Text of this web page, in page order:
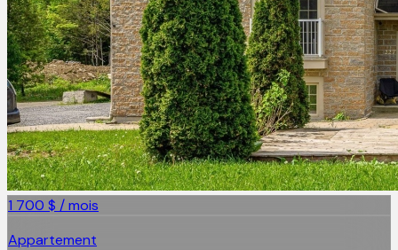
1 700 $ / mois
Appartement